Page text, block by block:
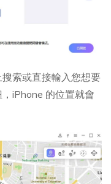
索或直接輸入您想要
iPhone 的位置就會